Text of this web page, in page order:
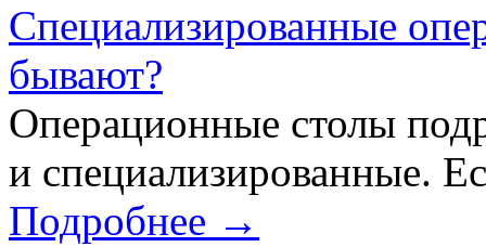
Специализированные
бывают?
Операционные столы
и специализированные.
Подробнее →